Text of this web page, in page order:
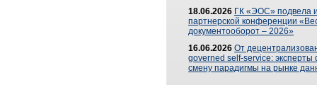
18.06.2026 ГК «ЭОС» подвела
партнерской конференции
документооборот – 2026»
16.06.2026 От
governed self-service: эксперты
смену парадигмы на рынке